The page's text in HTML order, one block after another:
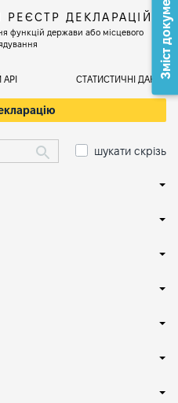
ДЕКЛАРАЦІЙ
функцій держави або місцевого
АРІ СТАТИСТИЧНІ ДАНІ
шукати скрізь
Зміст документа